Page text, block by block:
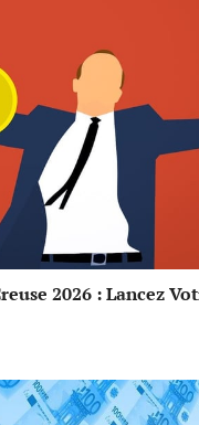
2026 : Lancez